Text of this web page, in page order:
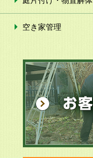
空き家管理